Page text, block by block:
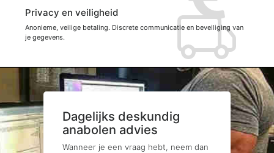
Privacy en veiligheid
Anonieme, veilige betaling. Discrete communicatie en beveiliging van
je gegevens.
Dagelijks deskundig
anabolen advies
Wanneer je een vraag hebt, neem dan